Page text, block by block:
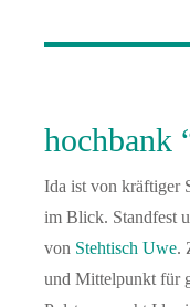
hochbank
Ida ist von kräftiger
im Blick. Standfest
von Stehtisch Uwe.
und Mittelpunkt für